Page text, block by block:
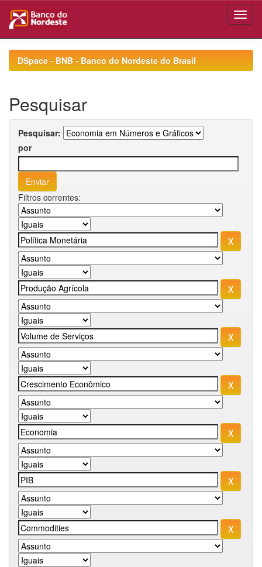
navigationDSpace - BNB - Banco do Nordeste do Brasil
Pesquisar
Pesquisar:
por
Filtros correntes: